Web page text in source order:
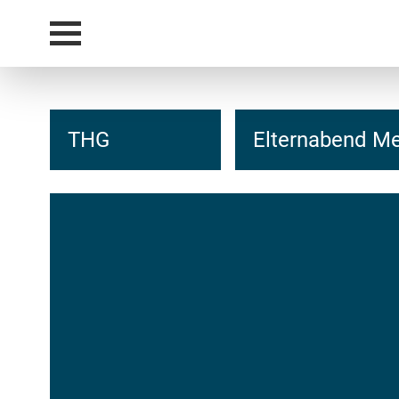
THG Elternabend